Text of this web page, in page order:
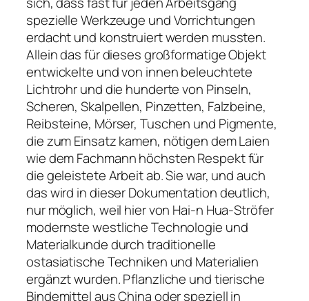
spezielle Werkzeuge und Vorrichtungen
erdacht und konstruiert werden mussten.
Allein das für dieses großformatige Objekt
entwickelte und von innen beleuchtete
Lichtrohr und die hunderte von Pinseln,
Scheren, Skalpellen, Pinzetten, Falzbeine,
Reibsteine, Mörser, Tuschen und Pigmente,
die zum Einsatz kamen, nötigen dem Laien
wie dem Fachmann höchsten Respekt für
die geleistete Arbeit ab. Sie war, und auch
das wird in dieser Dokumentation deutlich,
nur möglich, weil hier von Hai-n Hua-Ströfer
modernste westliche Technologie und
Materialkunde durch traditionelle
ostasiatische Techniken und Materialien
ergänzt wurden. Pflanzliche und tierische
Bindemittel aus China oder speziell in